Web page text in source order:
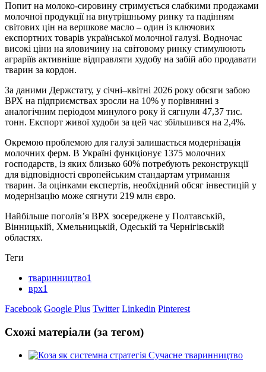
Попит на молоко-сировину стримується слабкими продажами
молочної продукції на внутрішньому ринку та падінням
світових цін на вершкове масло – один із ключових
експортних товарів української молочної галузі. Водночас
високі ціни на яловичину на світовому ринку стимулюють
аграріїв активніше відправляти худобу на забій або продавати
тварин за кордон.
За даними Держстату, у січні–квітні 2026 року обсяги забою
ВРХ на підприємствах зросли на 10% у порівнянні з
аналогічним періодом минулого року й сягнули 47,37 тис.
тонн. Експорт живої худоби за цей час збільшився на 2,4%.
Окремою проблемою для галузі залишається модернізація
молочних ферм. В Україні функціонує 1375 молочних
господарств, із яких близько 60% потребують реконструкції
для відповідності європейським стандартам утримання
тварин. За оцінками експертів, необхідний обсяг інвестицій у
модернізацію може сягнути 219 млн євро.
Найбільше поголів’я ВРХ зосереджене у Полтавській,
Вінницькій, Хмельницькій, Одеській та Чернігівській
областях.
Теги
тваринництво1
врх1
Facebook Google Plus Twitter Linkedin Pinterest
Схожі матеріали (за тегом)
Сучасне тваринництво